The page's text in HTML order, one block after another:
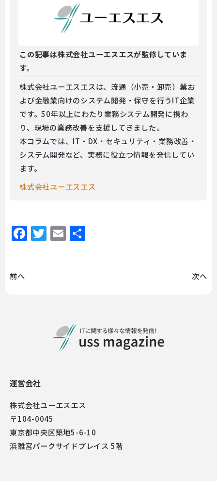
この記事は株式会社ユーエスエスが監修していま
す。
株式会社ユーエスエスは、流通（小売・卸売）業お
よび金融業向けのシステム開発・保守を行うIT企業
です。50年以上にわたり業務システム開発に携わ
り、現場の業務改善を支援してきました。
本コラムでは、IT・DX・セキュリティ・業務改善・
システム開発など、実務に役立つ情報を発信してい
ます。
株式会社ユーエスエス
Facebook
Twitter
Email
前へ 次へ
運営会社
株式会社ユーエスエス
〒104-0045
東京都中央区築地5-6-10
浜離宮パークサイドプレイス 5階